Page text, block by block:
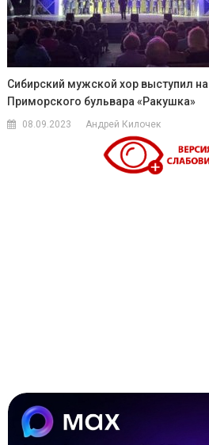
Сибирский мужской хор выступил
Приморского бульвара «Ракушка»
08.09.2023 Андрей Килочек